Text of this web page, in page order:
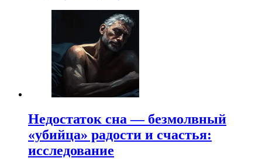
Недостаток сна — безмолвный
«убийца» радости и счастья:
исследование